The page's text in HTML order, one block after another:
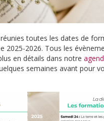
toutes les dates de
2025-2026. Tous les
en détails dans notre
semaines avant pour